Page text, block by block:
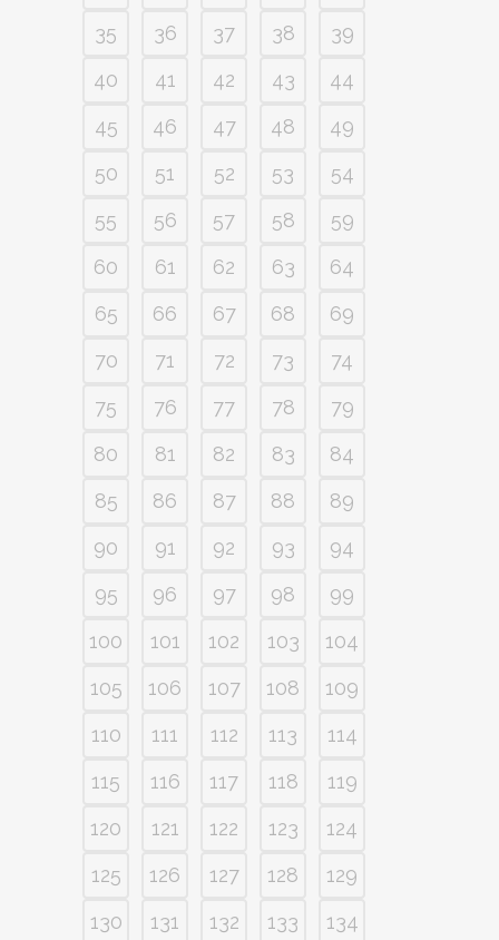
35
36 37 38
39
40
41 42 43
44
45
46 47 48
49
50
51 52 53
54
55
56 57 58
59
60
61 62 63
64
65
66 67 68
69
70
71 72 73
74
75
76 77 78
79
80
81 82 83
84
85
86 87 88
89
90
91 92 93
94
95
96 97 98
99
100
101 102 103
104
105
106 107 108
109
110
111 112 113
114
115
116 117 118
119
120
121 122 123
124
125
126 127 128
129
130
131 132 133
134